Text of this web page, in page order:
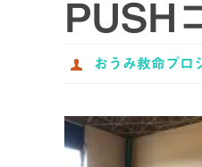
PUSH
おうみ救命プロ